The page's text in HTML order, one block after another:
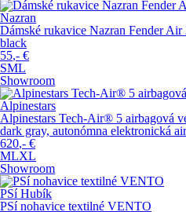
Nazran
Dámské rukavice Nazran Fender Air
black
55,- €
SML
Showroom
Alpinestars
Alpinestars Tech-Air® 5 airbagová
dark gray, autonómna elektronická
620,- €
MLXL
Showroom
PSí Hubík
PSí nohavice textilné VENTO